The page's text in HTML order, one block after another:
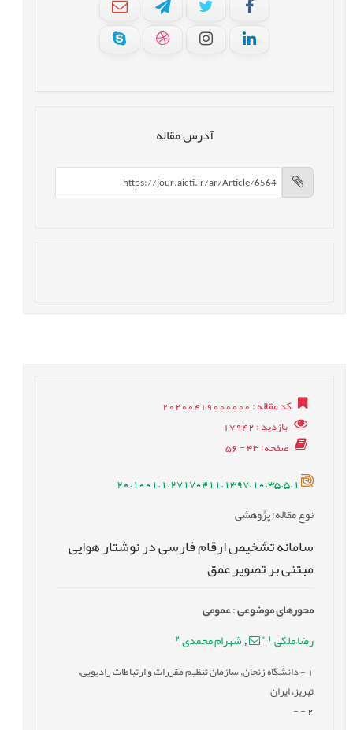
آدرس مقاله
کد مقاله: 20200419000000
بازدید: 17942
صفحه: 43 - 56
20.1001.1.27170411.1397.10.35.5.1
نوع مقاله: پژوهشی
سامانه تشخیص ارقام فارسی در نوشتار هوایی
مبتنی بر تصویر عمق
محورهای موضوعی:عمومى
رضا ملکی *
,شهرام محمدی 2
- دانشگاه زنجان، سازمان تنظیم مقررات و ارتباطات رادیویی،
تبریز، ایران
2
- -